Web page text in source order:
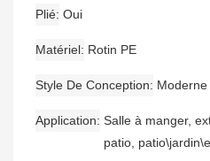
Plié Oui
Matériel Rotin PE
Style De Conception Moderne
Application Salle à manger,
patio,